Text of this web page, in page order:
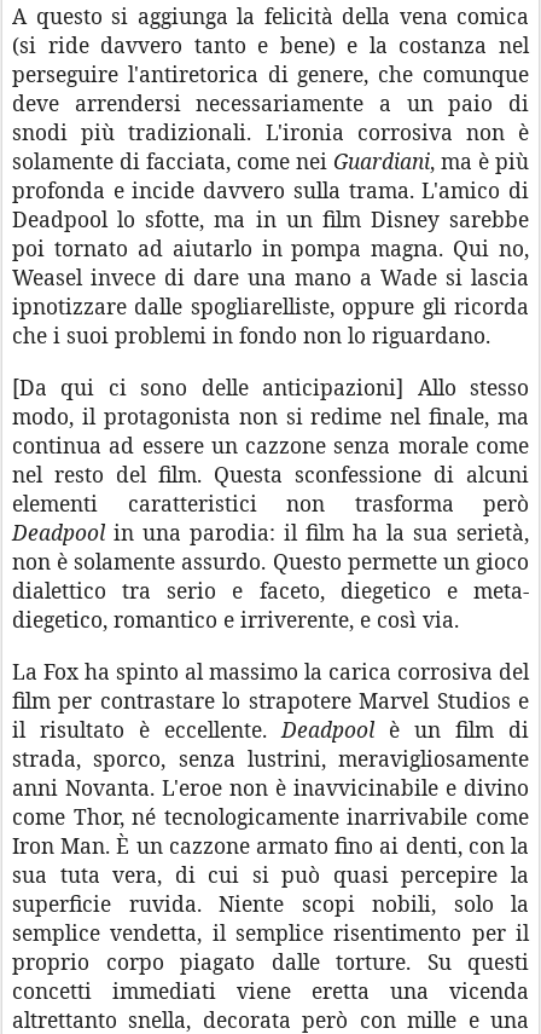
A questo si aggiunga la felicità della vena comica
(si ride davvero tanto e bene) e la costanza nel
perseguire l'antiretorica di genere, che comunque
deve arrendersi necessariamente a un paio di
snodi più tradizionali. L'ironia corrosiva non è
solamente di facciata, come nei Guardiani, ma è più
profonda e incide davvero sulla trama. L'amico di
Deadpool lo sfotte, ma in un film Disney sarebbe
poi tornato ad aiutarlo in pompa magna. Qui no,
Weasel invece di dare una mano a Wade si lascia
ipnotizzare dalle spogliarelliste, oppure gli ricorda
che i suoi problemi in fondo non lo riguardano.
[Da qui ci sono delle anticipazioni] Allo stesso
modo, il protagonista non si redime nel finale, ma
continua ad essere un cazzone senza morale come
nel resto del film. Questa sconfessione di alcuni
elementi caratteristici non trasforma però
Deadpool in una parodia: il film ha la sua serietà,
non è solamente assurdo. Questo permette un gioco
dialettico tra serio e faceto, diegetico e meta-
diegetico, romantico e irriverente, e così via.
La Fox ha spinto al massimo la carica corrosiva del
film per contrastare lo strapotere Marvel Studios e
il risultato è eccellente.Deadpool è un film di
strada, sporco, senza lustrini, meravigliosamente
anni Novanta. L'eroe non è inavvicinabile e divino
come Thor, né tecnologicamente inarrivabile come
Iron Man. È un cazzone armato fino ai denti, con la
sua tuta vera, di cui si può quasi percepire la
superficie ruvida. Niente scopi nobili, solo la
semplice vendetta, il semplice risentimento per il
proprio corpo piagato dalle torture. Su questi
concetti immediati viene eretta una vicenda
altrettanto snella, decorata però con mille e una